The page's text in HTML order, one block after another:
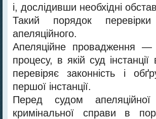
і, дослідивши необхідні
Такий порядок
апеляційного.
Апеляційне провадження —
процесу, в якій суд
перевіряє законність і
першої інстанції.
Перед судом
кримінальної справи в